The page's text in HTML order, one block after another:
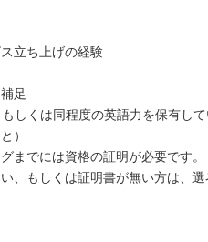
立ち上げの経験
足
しくは同程度の英語力を保有し
）
までには資格の証明が必要です。
、もしくは証明書が無い方は、